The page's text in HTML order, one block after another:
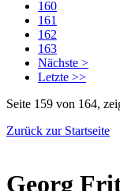
160
161
162
163
Nächste >
Letzte >>
Seite 159 von 164,
Zurück zur Startseite
Georg